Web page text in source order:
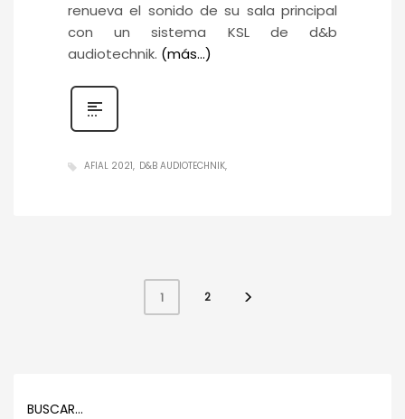
renueva el sonido de su sala principal
con un sistema KSL de d&b
audiotechnik. (más…)
AFIAL 2021 D&B AUDIOTECHNIK
1 2
BUSCAR…